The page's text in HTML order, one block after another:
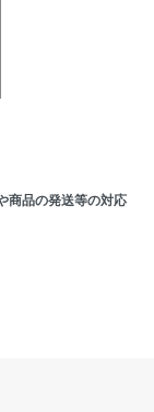
商品の発送等の対応